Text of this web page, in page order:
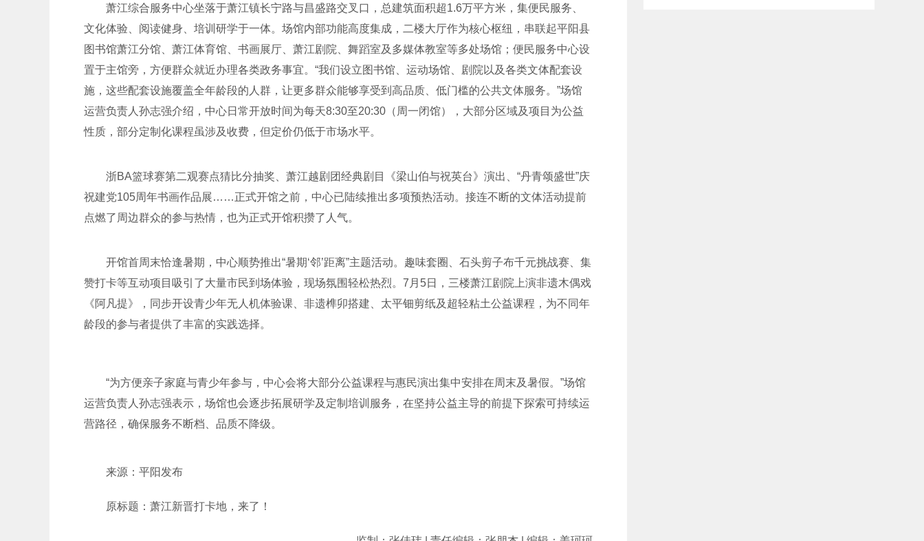
萧江综合服务中心坐落于萧江镇长宁路与昌盛路交叉口，总建筑面积超1.6万平方米，集便民服务、
文化体验、阅读健身、培训研学于一体。场馆内部功能高度集成，二楼大厅作为核心枢纽，串联起平阳县
图书馆萧江分馆、萧江体育馆、书画展厅、萧江剧院、舞蹈室及多媒体教室等多处场馆；便民服务中心设
置于主馆旁，方便群众就近办理各类政务事宜。“我们设立图书馆、运动场馆、剧院以及各类文体配套设
施，这些配套设施覆盖全年龄段的人群，让更多群众能够享受到高品质、低门槛的公共文体服务。”场馆
运营负责人孙志强介绍，中心日常开放时间为每天8:30至20:30（周一闭馆），大部分区域及项目为公益
性质，部分定制化课程虽涉及收费，但定价仍低于市场水平。
浙BA篮球赛第二观赛点猜比分抽奖、萧江越剧团经典剧目《梁山伯与祝英台》演出、“丹青颂盛世”庆
祝建党105周年书画作品展……正式开馆之前，中心已陆续推出多项预热活动。接连不断的文体活动提前
点燃了周边群众的参与热情，也为正式开馆积攒了人气。
开馆首周末恰逢暑期，中心顺势推出“暑期‘邻’距离”主题活动。趣味套圈、石头剪子布千元挑战赛、集
赞打卡等互动项目吸引了大量市民到场体验，现场氛围轻松热烈。7月5日，三楼萧江剧院上演非遗木偶戏
《阿凡提》，同步开设青少年无人机体验课、非遗榫卯搭建、太平钿剪纸及超轻粘土公益课程，为不同年
龄段的参与者提供了丰富的实践选择。
“为方便亲子家庭与青少年参与，中心会将大部分公益课程与惠民演出集中安排在周末及暑假。”场馆
运营负责人孙志强表示，场馆也会逐步拓展研学及定制培训服务，在坚持公益主导的前提下探索可持续运
营路径，确保服务不断档、品质不降级。
来源：平阳发布
原标题：萧江新晋打卡地，来了！